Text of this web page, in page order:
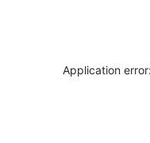
Application